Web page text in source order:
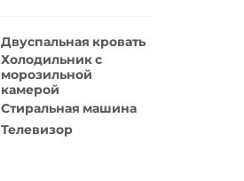
Двуспальная кровать
Холодильник с
морозильной
камерой
Стиральная машина
Телевизор